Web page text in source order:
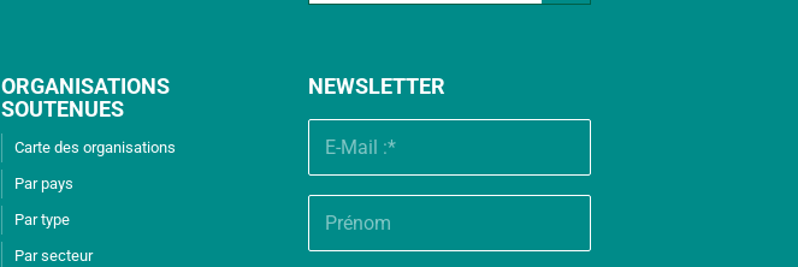
ORGANISATIONS
SOUTENUES
Carte des organisations
Par pays
Par type
Par secteur
NEWSLETTER